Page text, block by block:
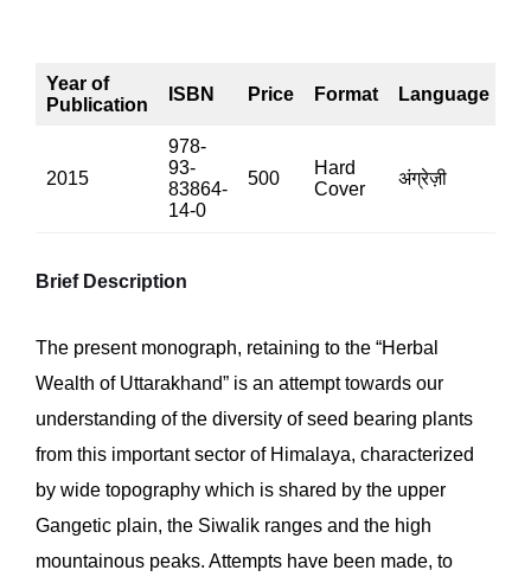
Year of
Publication
ISBN Price Format Language
2015
978-
93-
83864-
14-0
500
Hard
Cover
अंग्रेज़ी
Brief Description
The present monograph, retaining to the “Herbal
Wealth of Uttarakhand” is an attempt towards our
understanding of the diversity of seed bearing plants
from this important sector of Himalaya, characterized
by wide topography which is shared by the upper
Gangetic plain, the Siwalik ranges and the high
mountainous peaks. Attempts have been made, to